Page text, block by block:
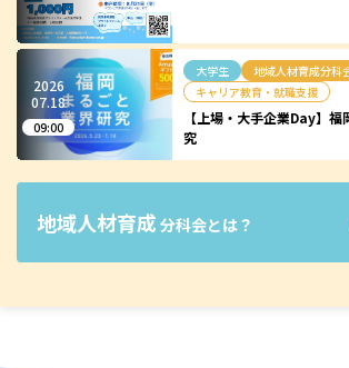
2026
07.18
09:00
大学生
地域人材育成分科
キャリア教育・就職支援
【上場・大手企業Day】
究
地域人材育成 分科会とは？